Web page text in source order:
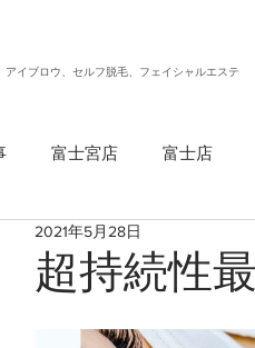
イブロウ、セルフ脱毛、フェイシャルエステ
富士宮店 富士店
のカテゴリー
超持続性
2021年5月28日